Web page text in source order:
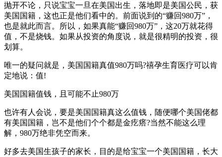
抛开不论，只说宝宝一旦在美国出生，落地即是美国公民，获
美国国籍，这也正是他们看中的。前面说到的“赚回980万”，
也是就此而言。所以，如果真能“赚回980万”，这20万就花得
值，不是烧钱。如果从投资的角度说，就是很精明的投资，很
划算。
唯一的疑问就是，美国国籍真值980万吗?禧孕生育医疗可以肯
定地说：值!
美国国籍值钱，且可能不止980万
也许有人会说，要是美国国籍真这么值钱，随便哪个美国佬都
有美国国籍，岂不是他们个个都是金疙瘩?当然不能这么理
解，980万绝非凭空而来。
好多去美国生孩子的家长，目的是给宝宝一个美国国籍，长大